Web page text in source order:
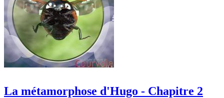
La métamorphose d'Hugo - Chapitre 2